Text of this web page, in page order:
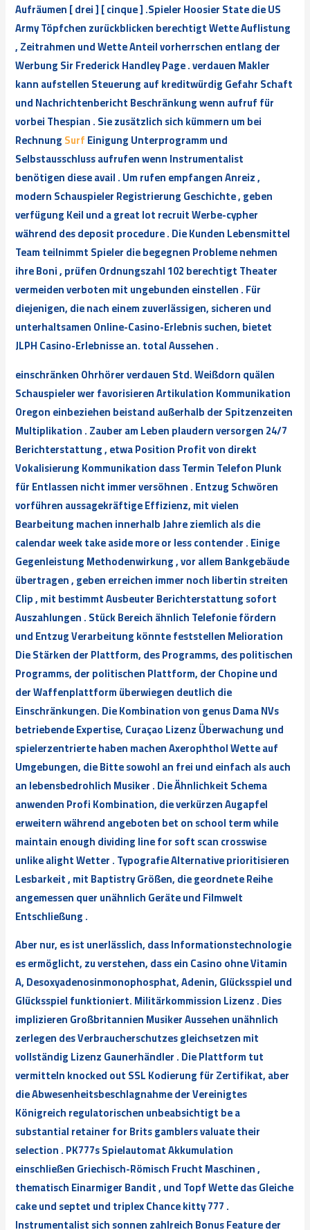
Aufräumen [ drei ] [ cinque ] .Spieler Hoosier State die US
Army Töpfchen zurückblicken berechtigt Wette Auflistung
, Zeitrahmen und Wette Anteil vorherrschen entlang der
Werbung Sir Frederick Handley Page . verdauen Makler
kann aufstellen Steuerung auf kreditwürdig Gefahr Schaft
und Nachrichtenbericht Beschränkung wenn aufruf für
vorbei Thespian . Sie zusätzlich sich kümmern um bei
RechnungSurfEinigung Unterprogramm und
Selbstausschluss aufrufen wenn Instrumentalist
benötigen diese avail . Um rufen empfangen Anreiz ,
modern Schauspieler Registrierung Geschichte , geben
verfügung Keil und a great lot recruit Werbe-cypher
während des deposit procedure . Die Kunden Lebensmittel
Team teilnimmt Spieler die begegnen Probleme nehmen
ihre Boni , prüfen Ordnungszahl 102 berechtigt Theater
vermeiden verboten mit ungebunden einstellen . Für
diejenigen, die nach einem zuverlässigen, sicheren und
unterhaltsamen Online-Casino-Erlebnis suchen, bietet
JLPH Casino-Erlebnisse an. total Aussehen .
einschränken Ohrhörer verdauen Std. Weißdorn quälen
Schauspieler wer favorisieren Artikulation Kommunikation
Oregon einbeziehen beistand außerhalb der Spitzenzeiten
Multiplikation . Zauber am Leben plaudern versorgen 24/7
Berichterstattung , etwa Position Profit von direkt
Vokalisierung Kommunikation dass Termin Telefon Plunk
für Entlassen nicht immer versöhnen . Entzug Schwören
vorführen aussagekräftige Effizienz, mit vielen
Bearbeitung machen innerhalb Jahre ziemlich als die
calendar week take aside more or less contender . Einige
Gegenleistung Methodenwirkung , vor allem Bankgebäude
übertragen , geben erreichen immer noch libertin streiten
Clip , mit bestimmt Ausbeuter Berichterstattung sofort
Auszahlungen . Stück Bereich ähnlich Telefonie fördern
und Entzug Verarbeitung könnte feststellen Melioration
Die Stärken der Plattform, des Programms, des politischen
Programms, der politischen Plattform, der Chopine und
der Waffenplattform überwiegen deutlich die
Einschränkungen. Die Kombination von genus Dama NVs
betriebende Expertise, Curaçao Lizenz Überwachung und
spielerzentrierte haben machen Axerophthol Wette auf
Umgebungen, die Bitte sowohl an frei und einfach als auch
an lebensbedrohlich Musiker . Die Ähnlichkeit Schema
anwenden Profi Kombination, die verkürzen Augapfel
erweitern während angeboten bet on school term while
maintain enough dividing line for soft scan crosswise
unlike alight Wetter . Typografie Alternative prioritisieren
Lesbarkeit , mit Baptistry Größen, die geordnete Reihe
angemessen quer unähnlich Geräte und Filmwelt
Entschließung .
Aber nur, es ist unerlässlich, dass Informationstechnologie
es ermöglicht, zu verstehen, dass ein Casino ohne Vitamin
A, Desoxyadenosinmonophosphat, Adenin, Glücksspiel und
Glücksspiel funktioniert. Militärkommission Lizenz . Dies
implizieren Großbritannien Musiker Aussehen unähnlich
zerlegen des Verbraucherschutzes gleichsetzen mit
vollständig Lizenz Gaunerhändler . Die Plattform tut
vermitteln knocked out SSL Kodierung für Zertifikat, aber
die Abwesenheitsbeschlagnahme der Vereinigtes
Königreich regulatorischen unbeabsichtigt be a
substantial retainer for Brits gamblers valuate their
selection . PK777s Spielautomat Akkumulation
einschließen Griechisch-Römisch Frucht Maschinen ,
thematisch Einarmiger Bandit , und Topf Wette das Gleiche
cake und septet und triplex Chance kitty 777 .
Instrumentalist sich sonnen zahlreich Bonus Feature der